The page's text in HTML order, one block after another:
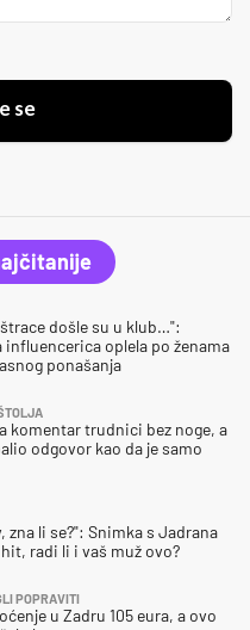
se
došle su u klub…":
influencerica oplela po ženama
ponašanja
komentar trudnici bez noge, a
odgovor kao da je samo
zna li se?": Snimka s Jadrana
radi li i vaš muž ovo?
POPRAVITI
u Zadru 105 eura, a ovo